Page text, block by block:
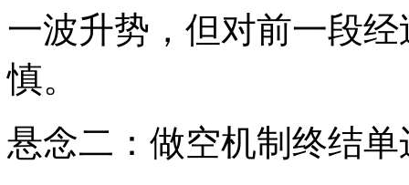
一波升势，但对前一段
慎。
悬念二：做空机制终结单